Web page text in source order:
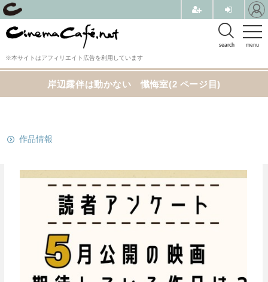
menu
search
※本サイトはアフィリエイト広告を利用しています
岸辺露伴は動かない 懺悔室(2 ページ目)
作品情報